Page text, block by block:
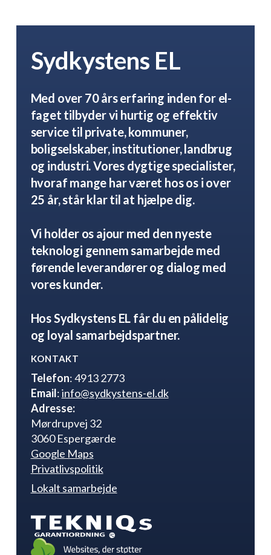
Sydkystens EL
Med over 70 års erfaring inden for el-
faget tilbyder vi hurtig og effektiv
service til private, kommuner,
boligselskaber, institutioner, landbrug
og industri. Vores dygtige specialister,
hvoraf mange har været hos os i over
25 år, står klar til at hjælpe dig.
Vi holder os ajour med den nyeste
teknologi gennem samarbejde med
førende leverandører og dialog med
vores kunder.
Hos Sydkystens EL får du en pålidelig
og loyal samarbejdspartner.
KONTAKT
Telefon: 4913 2773
Email:info@sydkystens-el.dk
Adresse:
Mørdrupvej 32
3060 Espergærde
Google Maps
Privatlivspolitik
Lokalt samarbejde